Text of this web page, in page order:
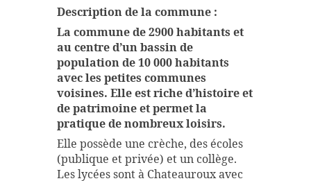
Description de la commune :
La commune de 2900 habitants et
au centre d’un bassin de
population de 10 000 habitants
avec les petites communes
voisines. Elle est riche d’histoire et
de patrimoine et permet la
pratique de nombreux loisirs.
Elle possède une crèche, des écoles
(publique et privée) et un collège.
Les lycées sont à Chateauroux avec